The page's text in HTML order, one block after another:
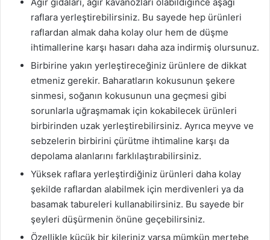
raflara yerleştirebilirsiniz. Bu sayede hep ürünleri
raflardan almak daha kolay olur hem de düşme
ihtimallerine karşı hasarı daha aza indirmiş olursunuz.
Birbirine yakın yerleştireceğiniz ürünlere de dikkat
etmeniz gerekir. Baharatların kokusunun şekere
sinmesi, soğanın kokusunun una geçmesi gibi
sorunlarla uğraşmamak için kokabilecek ürünleri
birbirinden uzak yerleştirebilirsiniz. Ayrıca meyve ve
sebzelerin birbirini çürütme ihtimaline karşı da
depolama alanlarını farklılaştırabilirsiniz.
Yüksek raflara yerleştirdiğiniz ürünleri daha kolay
şekilde raflardan alabilmek için merdivenleri ya da
basamak tabureleri kullanabilirsiniz. Bu sayede bir
şeyleri düşürmenin önüne geçebilirsiniz.
Özellikle küçük bir kileriniz varsa mümkün mertebe